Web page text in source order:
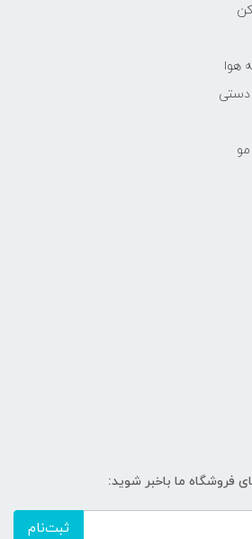
هوا
دستی
فروشگاه ما باخبر شوید:
ثبت‌نام